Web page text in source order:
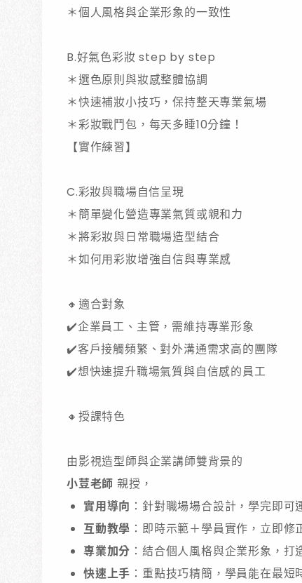
＊個人風格與企業形象的一致性
B.好氣色彩妝 step by step
＊選色原則與妝感整體協調
＊快速補妝小技巧，保持整天專業氣場
＊彩妝戰鬥包，每天多睡10分鐘！
【實作練習】
C.彩妝與職場自信呈現
＊簡單變化營造專業氣質或親和力
＊將彩妝與日常職場造型結合
＊如何用彩妝增強自信與專業感
🔸適合對象
✔️企業員工、主管，需維持專業形象
✔️客戶接觸頻繁、對外溝通需求高的團隊
✔️想快速提升職場氣質與自信感的員工
🔸授課特色
由影視造型師與企業講師雙背景的
小荳老師 親授，
實用導向 ：針對職場場合設計，學完即
互動教學 ：即時示範＋學員實作，立即修
專業加分 ：結合個人風格與企業形象，打
快速上手 ：重點技巧精簡，學員能在最短